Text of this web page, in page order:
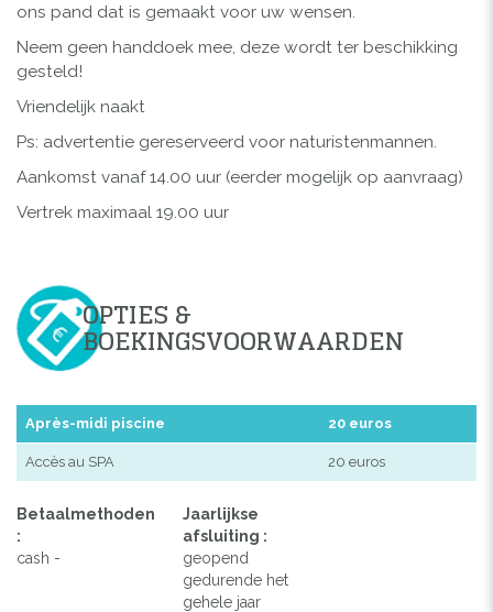
ons pand dat is gemaakt voor uw wensen.
Neem geen handdoek mee, deze wordt ter beschikking
gesteld!
Vriendelijk naakt
Ps: advertentie gereserveerd voor naturistenmannen.
Aankomst vanaf 14.00 uur (eerder mogelijk op aanvraag)
Vertrek maximaal 19.00 uur
OPTIES &
BOEKINGSVOORWAARDEN
Après-midi piscine 20 euros
Accès au SPA 20 euros
Betaalmethoden
:
cash -
Jaarlijkse
afsluiting :
geopend
gedurende het
gehele jaar